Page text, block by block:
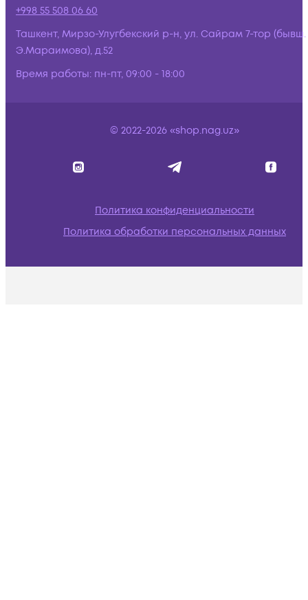
+998 55 508 06 60
Ташкент, Мирзо-Улугбекский р-н, ул. Сайрам 7-тор (бывш.
Э.Мараимова), д.52
Время работы: пн-пт, 09:00 - 18:00
© 2022-2026 «shop.nag.uz»
Политика конфиденциальности
Политика обработки персональных данных